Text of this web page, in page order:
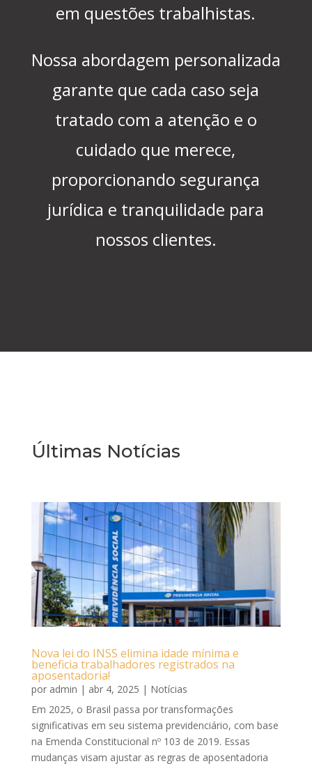
em questões trabalhistas.
Nossa abordagem personalizada
garante que cada caso seja
tratado com a atenção e o
cuidado que merece,
proporcionando segurança
jurídica e tranquilidade para
nossos clientes.
Últimas Notícias
Nova lei do INSS elimina idade mínima e
beneficia trabalhadores registrados na
aposentadoria!
por admin | abr 4, 2025 | Notícias
Em 2025, o Brasil passa por transformações
significativas em seu sistema previdenciário, com base
na Emenda Constitucional nº 103 de 2019. Essas
mudanças visam ajustar as regras de aposentadoria